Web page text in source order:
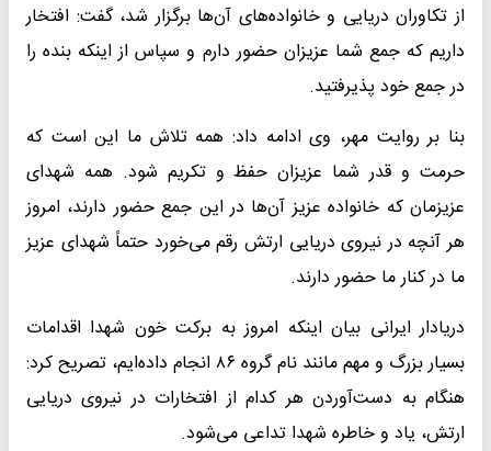
از تکاوران دریایی و خانواده‌های آن‌ها برگزار شد، گفت: افتخار
داریم که جمع شما عزیزان حضور دارم و سپاس از اینکه بنده را
در جمع خود پذیرفتید.
بنا بر روایت مهر، وی ادامه داد: همه تلاش ما این است که
حرمت و قدر شما عزیزان حفظ و تکریم شود. همه شهدای
عزیزمان که خانواده عزیز آن‌ها در این جمع حضور دارند، امروز
هر آنچه در نیروی دریایی ارتش رقم می‌خورد حتماً شهدای عزیز
ما در کنار ما حضور دارند.
دریادار ایرانی بیان اینکه امروز به برکت خون شهدا اقدامات
بسیار بزرگ و مهم مانند نام گروه ۸۶ انجام داده‌ایم، تصریح کرد:
هنگام به دست‌آوردن هر کدام از افتخارات در نیروی دریایی
ارتش، یاد و خاطره شهدا تداعی می‌شود.